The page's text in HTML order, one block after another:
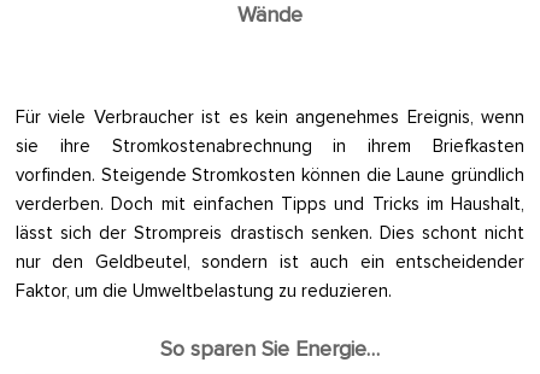
Wände
Für viele Verbraucher ist es kein angenehmes Ereignis, wenn
sie ihre Stromkostenabrechnung in ihrem Briefkasten
vorfinden. Steigende Stromkosten können die Laune gründlich
verderben. Doch mit einfachen Tipps und Tricks im Haushalt,
lässt sich der Strompreis drastisch senken. Dies schont nicht
nur den Geldbeutel, sondern ist auch ein entscheidender
Faktor, um die Umweltbelastung zu reduzieren.
So sparen Sie Energie…